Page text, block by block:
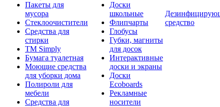
Пакеты для
мусора
Стеклоочистители
Средства для
стирки
TM Simply
Бумага туалетная
Моющие средства
для уборки дома
Полироли для
мебели
Средства для
Доски
школьные
Флипчарты
Глобусы
Губки, магниты
для досок
Интерактивные
доски и экраны
Доски
Ecoboards
Рекламные
носители
средство